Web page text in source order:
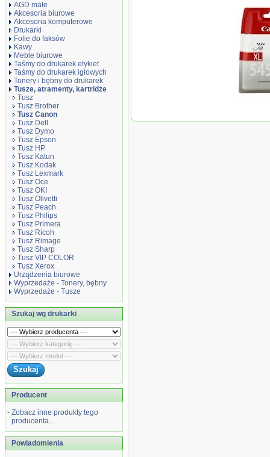
AGD małe
Akcesoria biurowe
Akcesoria komputerowe
Drukarki
Folie do faksów
Kawy
Meble biurowe
Taśmy do drukarek etykiet
Taśmy do drukarek igłowych
Tonery i bębny do drukarek
Tusze, atramenty, kartridże
Tusz
Tusz Brother
Tusz Canon
Tusz Dell
Tusz Dymo
Tusz Epson
Tusz HP
Tusz Katun
Tusz Kodak
Tusz Lexmark
Tusz Oce
Tusz OKI
Tusz Olivetti
Tusz Peach
Tusz Philips
Tusz Primera
Tusz Ricoh
Tusz Rimage
Tusz Sharp
Tusz VIP COLOR
Tusz Xerox
Urządzenia biurowe
Wyprzedaże - Tonery, bębny
Wyprzedaże - Tusze
Szukaj wg drukarki
Producent
- Zobacz inne produkty tego
producenta...
Powiadomienia
MG-2450/2550